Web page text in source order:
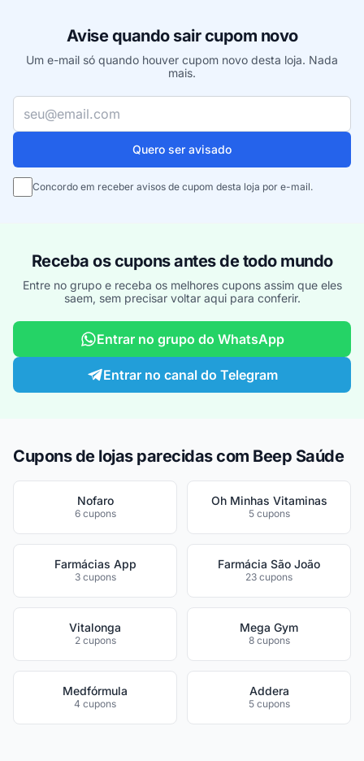
Avise quando sair cupom novo
Um e-mail só quando houver cupom novo desta loja. Nada
mais.
Seu e-mail
Quero ser avisado
Concordo em receber avisos de cupom desta loja por e-mail.
Receba os cupons antes de todo mundo
Entre no grupo e receba os melhores cupons assim que eles
saem, sem precisar voltar aqui para conferir.
Entrar no grupo do WhatsApp
Entrar no canal do Telegram
Cupons de lojas parecidas com Beep Saúde
Nofaro
6 cupons
Oh Minhas Vitaminas
5 cupons
Farmácias App
3 cupons
Farmácia São João
23 cupons
Vitalonga
2 cupons
Mega Gym
8 cupons
Medfórmula
4 cupons
Addera
5 cupons